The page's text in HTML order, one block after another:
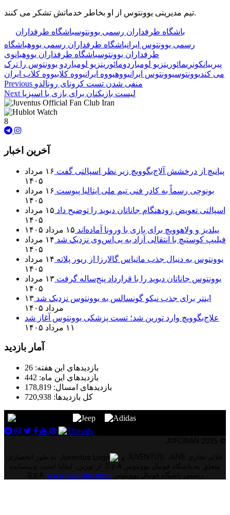
تیم مدیریتی یوونتوس از او بخاطر خدماتش تشکر می کنند.
باشگاه طرفداران رسمی یوونتوسباشگاه طرفداران
رسمی یوونتوس ایرانباشگاه طرفداران رسمی یووهباشگاه
طرفداران یوونتوسباشگاه طرفداران یووهبانوی
پیر بیانکونریمائوریتزیو لومباردومائوریتزیو لومباردو یوونتوس را ترک
می کندیوونتوسیوونتوس ایرانیووهیووه ایرانیووه کلابیووه کلاب ایران
Previous منفی شدن تست کرونای رونالدو
Next لیست بازیکنان برای بازی با اسپزیا
8
آخرین اخبار
پیانیچ از درخشش آلاج‌بگوویچ زیر نظر اسپالتی گفت
۱۶ مرداد
۱۴۰۵
بونوچی رسماً به کادر فنی تیم ملی ایتالیا پیوست
۱۶ مرداد
۱۴۰۵
اسپالتی تعویض زودهنگام جاناتان دیوید را توضیح داد
۱۵ مرداد
۱۴۰۵
ییلدیز و ولاهوویچ برای بازی با ورونا آماده‌اند ۱۵ مرداد ۱۴۰۵
فیلیپ کوستیچ با انتقالی آزاد به پی‌اس‌وی نزدیک شد
۱۴ مرداد
۱۴۰۵
یوونتوس به دنبال جذب ماتیاس گالارزا از ریور پلاته
۱۴ مرداد
۱۴۰۵
یوونتوس جاناتان دیوید را با قرارداد پنج‌ساله گرفت
۱۳ مرداد
۱۴۰۵
اینتر برای جذب نیکو گونسالس به یوونتوس نزدیک شد ۱۳
مرداد ۱۴۰۵
علاج‌بگوویچ وارد تورین شد؛ تست پزشکی یوونتوس آغاز شد
۱۱ مرداد ۱۴۰۵
آمار بازدید
بازدیدهای این هفته: 26
بازدیدهای این ماه: 442
بازدیدهای امسال: 178,819
کل بازدیدها: 720,938
www.juventus.com